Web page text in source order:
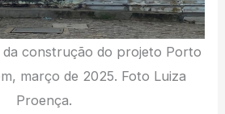
da construção do projeto Porto
março de 2025. Foto Luiza
Proença.